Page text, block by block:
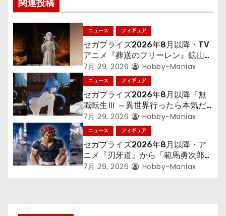
シ
ョ
ン
関連投稿
ニュース フィギュア
セガプライズ2026年8月以降・TV
アニメ『葬送のフリーレン』鉱山で
300年働くことになっっちゃった
「フリーレン」を立体化！
7月 29, 2026 Hobby-Maniax
ニュース フィギュア
セガプライズ2026年8月以降『無
職転生Ⅲ ～異世界行ったら本気だ
す～』から「ロキシー」のフィギュ
アが登場！
7月 29, 2026 Hobby-Maniax
ニュース フィギュア
セガプライズ2026年8月以降・ア
ニメ『刃牙道』から「範馬勇次郎」
が登場ッッ!!
7月 29, 2026 Hobby-Maniax